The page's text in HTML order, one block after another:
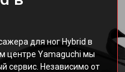
для ног Hybrid в
центре Yamaguchi мы
сервис. Независимо от